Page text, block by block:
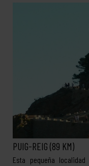
PUIG-REIG (89 KM)
Esta pequeña